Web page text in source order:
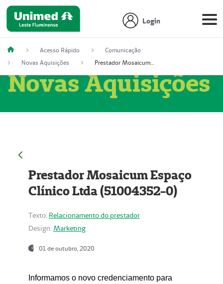
Login
Acesso Rápido
Comunicação
Novas Aquisições
Prestador Mosaicum Espaço Clínico Ltda (51004352-0)
Novas Aquisições
Prestador Mosaicum Espaço
Clínico Ltda (51004352-0)
Texto: Relacionamento do prestador
Design: Marketing
01 de outubro, 2020
Informamos o novo credenciamento para